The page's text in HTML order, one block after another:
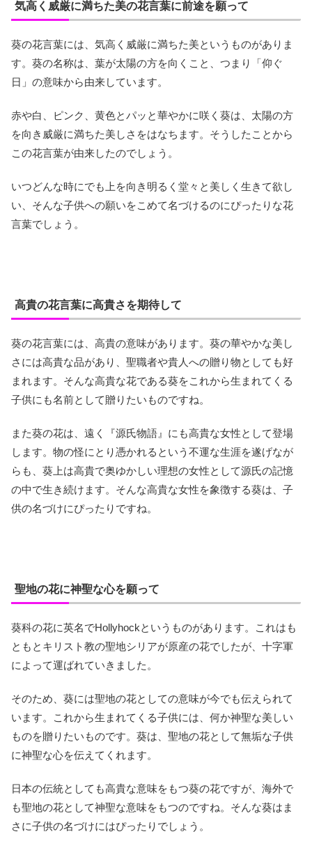
気高く威厳に満ちた美の花言葉に前途を願って
葵の花言葉には、気高く威厳に満ちた美というものがありま
す。葵の名称は、葉が太陽の方を向くこと、つまり「仰ぐ
日」の意味から由来しています。
赤や白、ピンク、黄色とパッと華やかに咲く葵は、太陽の方
を向き威厳に満ちた美しさをはなちます。そうしたことから
この花言葉が由来したのでしょう。
いつどんな時にでも上を向き明るく堂々と美しく生きて欲し
い、そんな子供への願いをこめて名づけるのにぴったりな花
言葉でしょう。
高貴の花言葉に高貴さを期待して
葵の花言葉には、高貴の意味があります。葵の華やかな美し
さには高貴な品があり、聖職者や貴人への贈り物としても好
まれます。そんな高貴な花である葵をこれから生まれてくる
子供にも名前として贈りたいものですね。
また葵の花は、遠く『源氏物語』にも高貴な女性として登場
します。物の怪にとり憑かれるという不運な生涯を遂げなが
らも、葵上は高貴で奥ゆかしい理想の女性として源氏の記憶
の中で生き続けます。そんな高貴な女性を象徴する葵は、子
供の名づけにぴったりですね。
聖地の花に神聖な心を願って
葵科の花に英名でHollyhockというものがあります。これはも
ともとキリスト教の聖地シリアが原産の花でしたが、十字軍
によって運ばれていきました。
そのため、葵には聖地の花としての意味が今でも伝えられて
います。これから生まれてくる子供には、何か神聖な美しい
ものを贈りたいものです。葵は、聖地の花として無垢な子供
に神聖な心を伝えてくれます。
日本の伝統としても高貴な意味をもつ葵の花ですが、海外で
も聖地の花として神聖な意味をもつのですね。そんな葵はま
さに子供の名づけにはぴったりでしょう。